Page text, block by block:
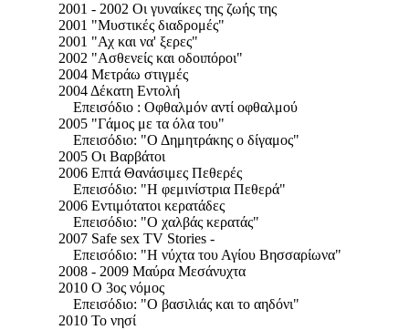
2001 - 2002 Οι γυναίκες της ζωής της
2001 "Μυστικές διαδρομές"
2001 "Αχ και να' ξερες"
2002 "Ασθενείς και οδοιπόροι"
2004 Μετράω στιγμές
2004 Δέκατη Εντολή
Επεισόδιο : Οφθαλμόν αντί οφθαλμού
2005 "Γάμος με τα όλα του"
Επεισόδιο: "Ο Δημητράκης ο δίγαμος"
2005 Οι Βαρβάτοι
2006 Επτά Θανάσιμες Πεθερές
Επεισόδιο: "Η φεμινίστρια Πεθερά"
2006 Εντιμότατοι κερατάδες
Επεισόδιο: "Ο χαλβάς κερατάς"
2007 Safe sex TV Stories -
Επεισόδιο: "Η νύχτα του Αγίου Βησσαρίωνα"
2008 - 2009 Μαύρα Μεσάνυχτα
2010 Ο 3ος νόμος
Επεισόδιο: "Ο βασιλιάς και το αηδόνι"
2010 Το νησί